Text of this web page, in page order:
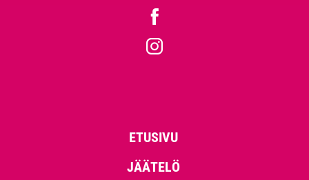
ETUSIVU
JÄÄTELÖ